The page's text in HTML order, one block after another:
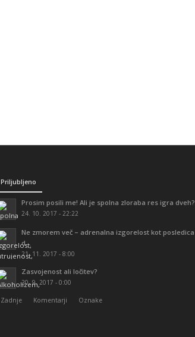
Priljubljeno
Prosim posili me! Ali je spolna zloraba res igra dveh?
24. 10. 2017 - 22:22
Ne zmorem več – adrenalna izgorelost kot posledica
d...
21. 11. 2017 - 8:00
Zasvojenost ali ločitev?
20. 9. 2017 - 0:00
Zadnje Komentarji Oznake